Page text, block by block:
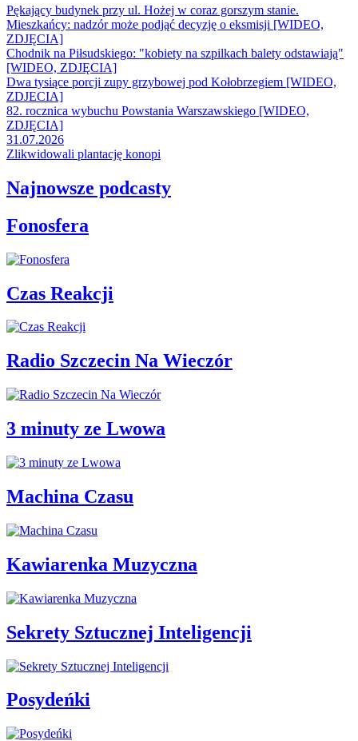
Pękający budynek przy ul. Hożej w coraz gorszym stanie.
Mieszkańcy: nadzór może podjąć decyzję o eksmisji [WIDEO,
ZDJĘCIA]
Chodnik na Piłsudskiego: "kobiety na szpilkach balety odstawiają"
[WIDEO, ZDJĘCIA]
Dwa tysiące porcji zupy grzybowej pod Kołobrzegiem [WIDEO,
ZDJECIA]
82. rocznica wybuchu Powstania Warszawskiego [WIDEO,
ZDJĘCIA]
31.07.2026
Zlikwidowali plantację konopi
Najnowsze podcasty
Fonosfera
Czas Reakcji
Radio Szczecin Na Wieczór
3 minuty ze Lwowa
Machina Czasu
Kawiarenka Muzyczna
Sekrety Sztucznej Inteligencji
Posydeńki